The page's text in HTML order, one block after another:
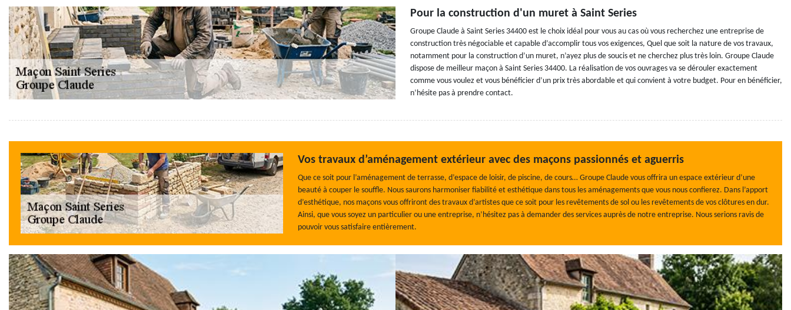
Pour la construction d'un muret à Saint Series
Groupe Claude à Saint Series 34400 est le choix idéal pour vous au cas où vous recherchez une entreprise de
construction très négociable et capable d’accomplir tous vos exigences, Quel que soit la nature de vos travaux,
notamment pour la construction d’un muret, n’ayez plus de soucis et ne cherchez plus très loin. Groupe Claude
dispose de meilleur maçon à Saint Series 34400. La réalisation de vos ouvrages va se dérouler exactement
comme vous voulez et vous bénéficier d’un prix très abordable et qui convient à votre budget. Pour en bénéficier,
n’hésite pas à prendre contact.
Vos travaux d’aménagement extérieur avec des maçons passionnés et aguerris
Que ce soit pour l’aménagement de terrasse, d’espace de loisir, de piscine, de cours… Groupe Claude vous offrira un espace extérieur d’une
beauté à couper le souffle. Nous saurons harmoniser fiabilité et esthétique dans tous les aménagements que vous nous confierez. Dans l’apport
d’esthétique, nos maçons vous offriront des travaux d’artistes que ce soit pour les revêtements de sol ou les revêtements de vos clôtures en dur.
Ainsi, que vous soyez un particulier ou une entreprise, n’hésitez pas à demander des services auprès de notre entreprise. Nous serions ravis de
pouvoir vous satisfaire entièrement.